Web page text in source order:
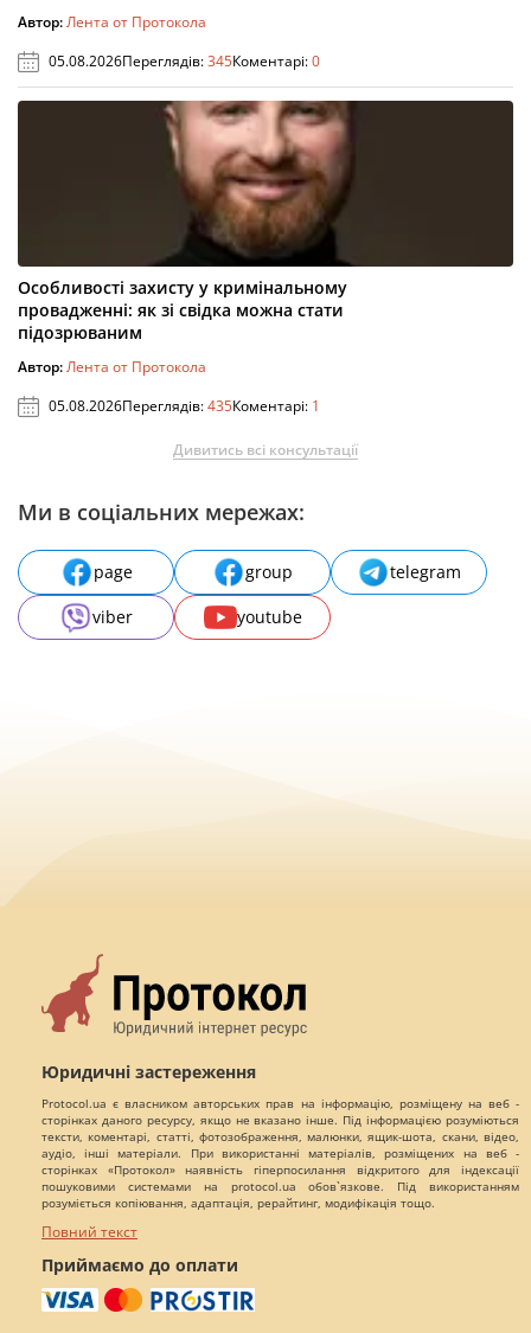
Автор:Лента от Протокола
05.08.2026Переглядів:345Коментарі:0
Особливості захисту у кримінальному
провадженні: як зі свідка можна стати
підозрюваним
Автор:Лента от Протокола
05.08.2026Переглядів:435Коментарі: 1
Дивитись всі консультації
Ми в соціальних мережах:
page group
telegram
viber
youtube
Юридичні застереження
Protocol.ua є власником авторських прав на інформацію, розміщену на веб -
сторінках даного ресурсу, якщо не вказано інше. Під інформацією розуміються
тексти, коментарі, статті, фотозображення, малюнки, ящик-шота, скани, відео,
аудіо, інші матеріали. При використанні матеріалів, розміщених на веб -
сторінках «Протокол» наявність гіперпосилання відкритого для індексації
пошуковими системами на protocol.ua обов`язкове. Під використанням
розуміється копіювання, адаптація, рерайтинг, модифікація тощо.
Повний текст
Приймаємо до оплати